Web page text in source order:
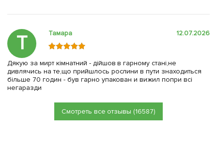
Т Тамара 12.07.2026
Дякую за мирт кімнатний - дійшов в гарному стані,не
дивлячись на те,що прийшлось рослини в пути знаходиться
більше 70 годин - був гарно упакован и вижил попри всі
негаразди
Смотреть все отзывы (16587)